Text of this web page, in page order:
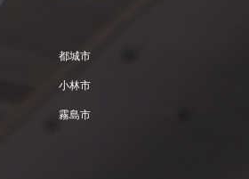
都城市
小林市
霧島市